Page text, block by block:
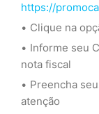
https://
Clique na
Informe seu
nota fiscal
Preencha
atenção